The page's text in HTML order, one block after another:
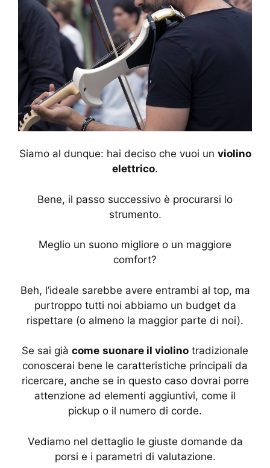
Siamo al dunque: hai deciso che vuoi un violino
elettrico.
Bene, il passo successivo è procurarsi lo
strumento.
Meglio un suono migliore o un maggiore
comfort?
Beh, l’ideale sarebbe avere entrambi al top, ma
purtroppo tutti noi abbiamo un budget da
rispettare (o almeno la maggior parte di noi).
Se sai già come suonare il violino tradizionale
conoscerai bene le caratteristiche principali da
ricercare, anche se in questo caso dovrai porre
attenzione ad elementi aggiuntivi, come il
pickup o il numero di corde.
Vediamo nel dettaglio le giuste domande da
porsi e i parametri di valutazione.